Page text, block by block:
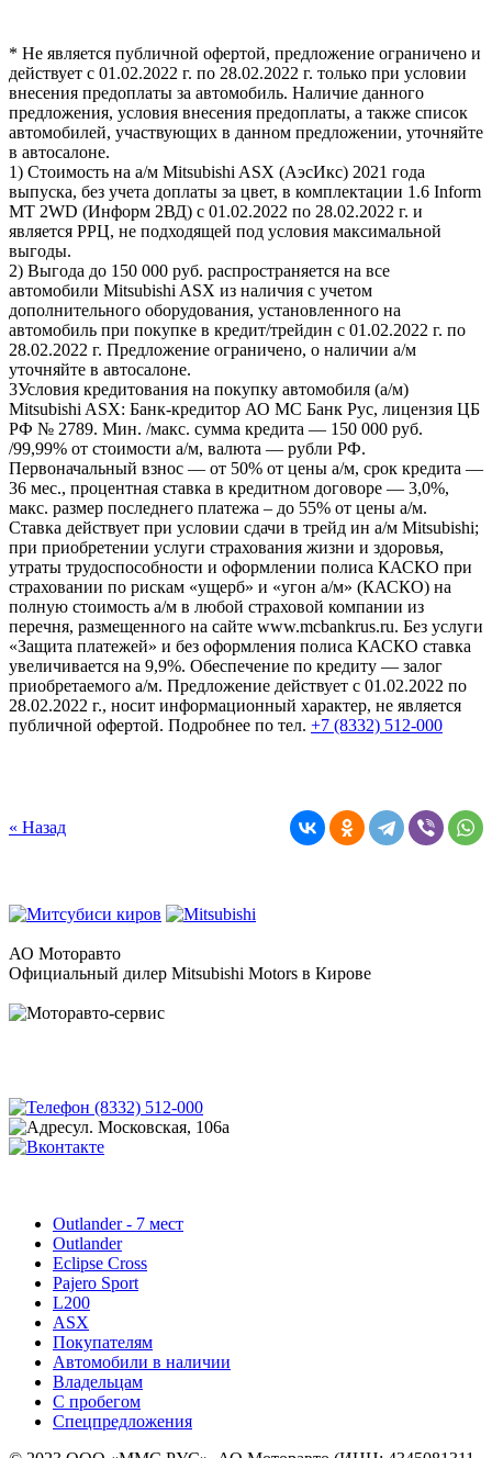
* Не является публичной офертой, предложение ограничено и
действует с 01.02.2022 г. по 28.02.2022 г. только при условии
внесения предоплаты за автомобиль. Наличие данного
предложения, условия внесения предоплаты, а также список
автомобилей, участвующих в данном предложении, уточняйте
в автосалоне.
1) Стоимость на а/м Mitsubishi ASX (АэсИкс) 2021 года
выпуска, без учета доплаты за цвет, в комплектации 1.6 Inform
MT 2WD (Информ 2ВД) c 01.02.2022 по 28.02.2022 г. и
является РРЦ, не подходящей под условия максимальной
выгоды.
2) Выгода до 150 000 руб. распространяется на все
автомобили Mitsubishi ASX из наличия с учетом
дополнительного оборудования, установленного на
автомобиль при покупке в кредит/трейдин с 01.02.2022 г. по
28.02.2022 г. Предложение ограничено, о наличии а/м
уточняйте в автосалоне.
3Условия кредитования на покупку автомобиля (а/м)
Mitsubishi ASX: Банк-кредитор АО МС Банк Рус, лицензия ЦБ
РФ № 2789. Мин. /макс. сумма кредита — 150 000 руб.
/99,99% от стоимости а/м, валюта — рубли РФ.
Первоначальный взнос — от 50% от цены а/м, срок кредита —
36 мес., процентная ставка в кредитном договоре — 3,0%,
макс. размер последнего платежа – до 55% от цены а/м.
Ставка действует при условии сдачи в трейд ин а/м Mitsubishi;
при приобретении услуги страхования жизни и здоровья,
утраты трудоспособности и оформлении полиса КАСКО при
страховании по рискам «ущерб» и «угон а/м» (КАСКО) на
полную стоимость а/м в любой страховой компании из
перечня, размещенного на сайте www.mcbankrus.ru. Без услуги
«Защита платежей» и без оформления полиса КАСКО ставка
увеличивается на 9,9%. Обеспечение по кредиту — залог
приобретаемого а/м. Предложение действует с 01.02.2022 по
28.02.2022 г., носит информационный характер, не является
публичной офертой. Подробнее по тел. +7 (8332) 512-000
« Назад
АО Моторавто
Официальный дилер Mitsubishi Motors в Кирове
(8332) 512-000
ул. Московская, 106а
Outlander - 7 мест
Outlander
Eclipse Cross
Pajero Sport
L200
ASX
Покупателям
Автомобили в наличии
Владельцам
С пробегом
Спецпредложения